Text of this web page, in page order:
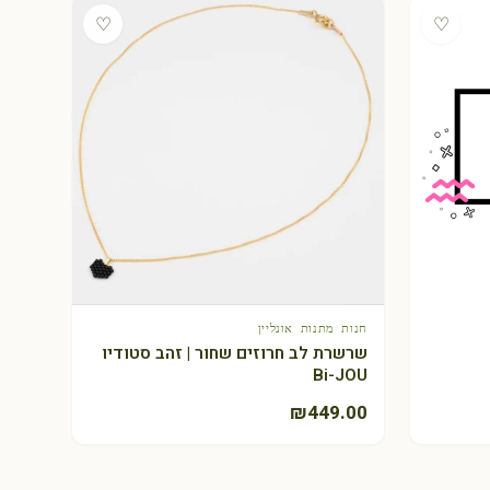
♡
♡
+ הוספה לסלחנות מתנות אונליין
שרשרת לב חרוזים שחור | זהב סטודיו
Bi-JOU
₪449.00